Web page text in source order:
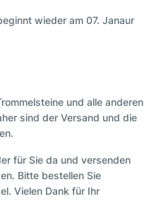
wieder am 07. Janaur
und alle anderen
sind der Versand und die
für Sie da und versenden
Bitte bestellen Sie
Vielen Dank für Ihr